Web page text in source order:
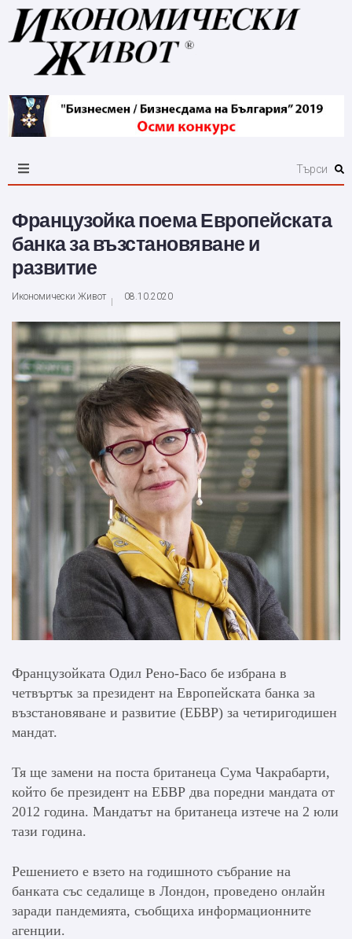
Французойка поема Европейската
банка за възстановяване и
развитие
Икономически Живот 08.10.2020
Французойката Одил Рено-Басо бе избрана в
четвъртък за президент на Европейската банка за
възстановяване и развитие (ЕБВР) за четиригодишен
мандат.
Тя ще замени на поста британеца Сума Чакрабарти,
който бе президент на ЕБВР два поредни мандата от
2012 година. Мандатът на британеца изтече на 2 юли
тази година.
Решението е взето на годишното събрание на
банката със седалище в Лондон, проведено онлайн
заради пандемията, съобщиха информационните
агенции.